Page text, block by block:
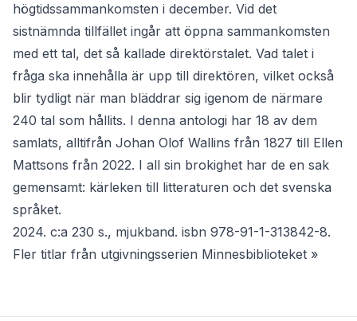
högtidssammankomsten i december. Vid det
sistnämnda tillfället ingår att öppna sammankomsten
med ett tal, det så kallade direktörstalet. Vad talet i
fråga ska innehålla är upp till direktören, vilket också
blir tydligt när man bläddrar sig igenom de närmare
240 tal som hållits. I denna antologi har 18 av dem
samlats, alltifrån Johan Olof Wallins från 1827 till Ellen
Mattsons från 2022. I all sin brokighet har de en sak
gemensamt: kärleken till litteraturen och det svenska
språket.
2024. c:a 230 s., mjukband. isbn 978-91-1-313842-8.
Fler titlar från utgivningsserien Minnesbiblioteket »